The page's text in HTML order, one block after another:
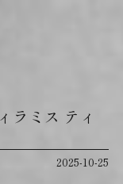
ラミス ティ
2025-10-25